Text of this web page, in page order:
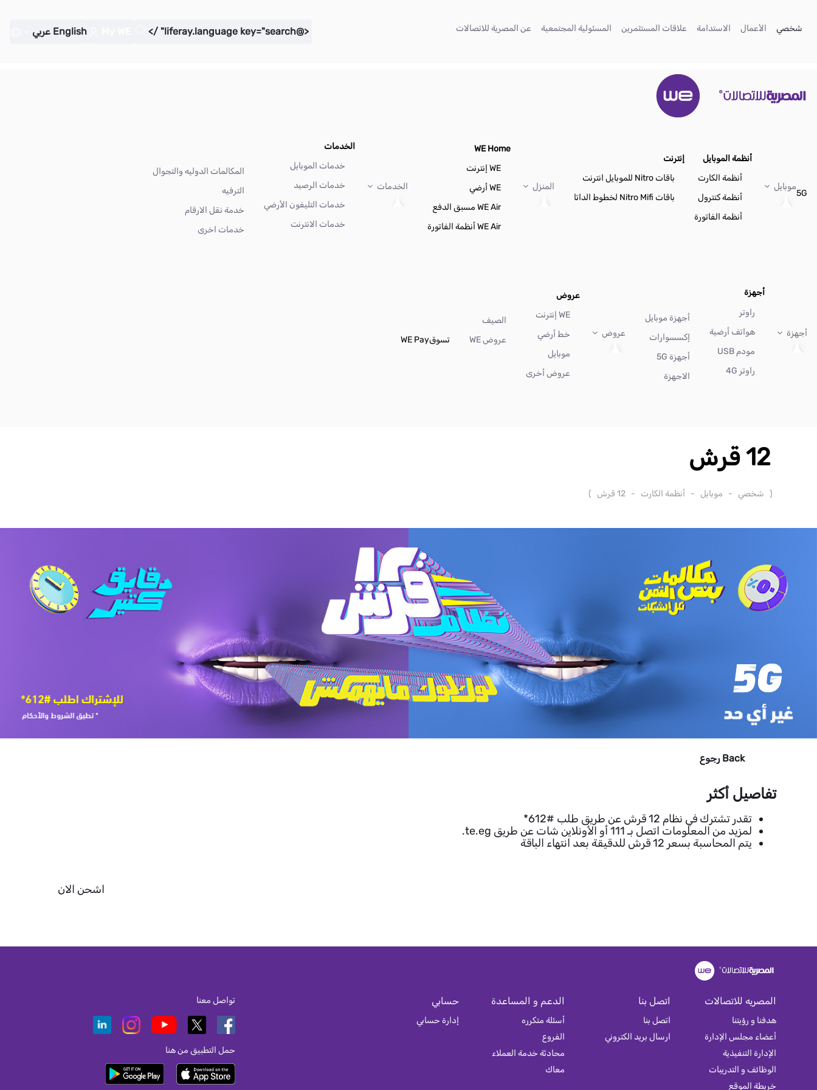
شخصي
الأعمال الاستدامة
(current) علاقات المستثمرين
(current) المسئولية المجتمعية
(current) عن المصرية للاتصالات <@liferay.language key="search" />
English عربي
5G
موبايل
أنظمة الموبايل
أنظمة الكارت
أنظمة كنترول
أنظمة الفاتورة
إنترنت
باقات Nitro للموبايل انترنت
باقات Nitro Mifi لخطوط الداتا
المنزل
WE Home
WE إنترنت
WE أرضي
WE Air مسبق الدفع
WE Air أنظمة الفاتورة
الخدمات
الخدمات
خدمات الموبايل
خدمات الرصيد
خدمات التليفون الأرضي
خدمات الانترنت
المكالمات الدوليه والتجوال
الترفيه
خدمة نقل الارقام
خدمات اخرى
أجهزة
أجهزة
راوتر
هواتف أرضية
مودم USB
راوتر 4G
أجهزة موبايل
إكسسوارات
أجهزة 5G
الاجهزة
عروض
عروض
WE إنترنت
خط أرضي
موبايل
عروض أخرى
الصيف
عروض WE
تسوقWE Pay
12 قرش
( شخصي - موبايل - أنظمة الكارت - 12 قرش )
Back رجوع
تفاصيل أكثر
تقدر تشترك في نظام 12 قرش عن طريق طلب #612*
لمزيد من المعلومات اتصل بـ 111 أو الأونلاين شات عن طريق te.eg.
يتم المحاسبة بسعر 12 قرش للدقيقة بعد انتهاء الباقة
اشحن الان
المصريه للاتصالات
هدفنا و رؤيتنا
أعضاء مجلس الإدارة
الإدارة التنفيذية
الوظائف و التدريبات
خريطة الموقع
اتصل بنا
اتصل بنا
ارسال بريد الكتروني
الدعم و المساعدة
أسئلة متكرره
الفروع
محادثة خدمة العملاء
معاك
حسابي
إدارة حسابي
تواصل معنا
حمل التطبيق من هنا